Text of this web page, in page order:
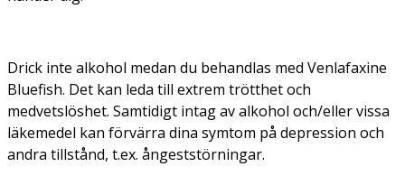
Drick inte alkohol medan du behandlas med Venlafaxine
Bluefish. Det kan leda till extrem trötthet och
medvetslöshet. Samtidigt intag av alkohol och/eller vissa
läkemedel kan förvärra dina symtom på depression och
andra tillstånd, t.ex. ångeststörningar.